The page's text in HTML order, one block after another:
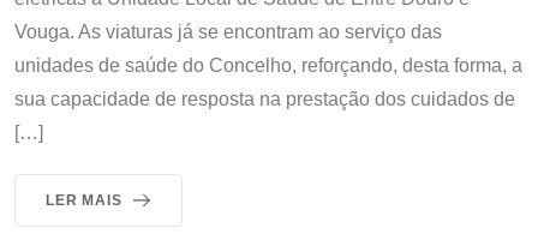
Vouga. As viaturas já se encontram ao serviço das
unidades de saúde do Concelho, reforçando, desta forma, a
sua capacidade de resposta na prestação dos cuidados de
[…]
LER MAIS